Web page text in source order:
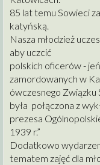
85 lat temu Sowieci
katyńską.
Nasza młodzież
aby uczcić
polskich oficerów -
zamordowanych w
ówczesnego Związku
była połączona z
prezesa
1939 r.”
Dodatkowo
tematem zajęć dla